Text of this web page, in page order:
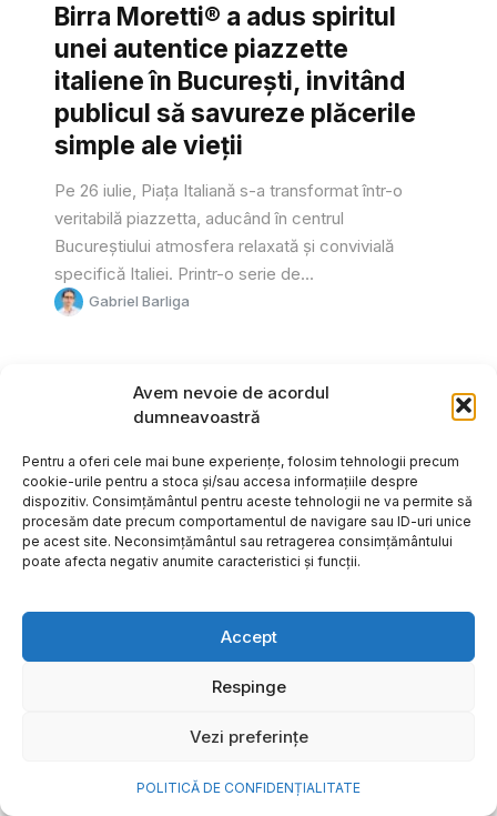
Avem nevoie de acordul
dumneavoastră
Pentru a oferi cele mai bune experiențe, folosim tehnologii precum
cookie-urile pentru a stoca și/sau accesa informațiile despre
dispozitiv. Consimțământul pentru aceste tehnologii ne va permite să
procesăm date precum comportamentul de navigare sau ID-uri unice
pe acest site. Neconsimțământul sau retragerea consimțământului
poate afecta negativ anumite caracteristici și funcții.
Accept
Respinge
Vezi preferințe
POLITICĂ DE CONFIDENȚIALITATE
Birra Moretti® a adus spiritul
unei autentice piazzette
italiene în București, invitând
publicul să savureze plăcerile
simple ale vieții
Pe 26 iulie, Piața Italiană s-a transformat într-o
veritabilă piazzetta, aducând în centrul
Bucureștiului atmosfera relaxată și convivială
specifică Italiei. Printr-o serie de...
Gabriel Barliga
Cum transformi cele mai
o bijuterie Pandora pe care o
porți zi de zi